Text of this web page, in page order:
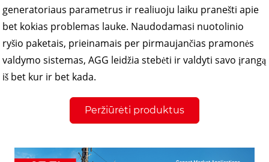
generatoriaus parametrus ir realiuoju laiku pranešti apie
bet kokias problemas lauke. Naudodamasi nuotolinio
ryšio paketais, prieinamais per pirmaujančias pramonės
valdymo sistemas, AGG leidžia stebėti ir valdyti savo įrangą
iš bet kur ir bet kada.
Peržiūrėti produktus